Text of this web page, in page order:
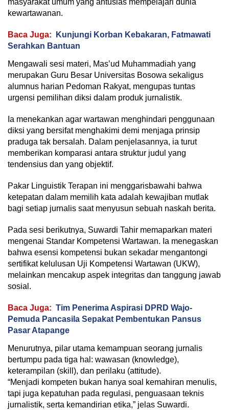
masyarakat umum yang antusias mempelajari dunia
kewartawanan.
Baca Juga:
Kunjungi Korban Kebakaran, Fatmawati
Serahkan Bantuan
Mengawali sesi materi, Mas’ud Muhammadiah yang
merupakan Guru Besar Universitas Bosowa sekaligus
alumnus harian Pedoman Rakyat, mengupas tuntas
urgensi pemilihan diksi dalam produk jurnalistik.
Ia menekankan agar wartawan menghindari penggunaan
diksi yang bersifat menghakimi demi menjaga prinsip
praduga tak bersalah. Dalam penjelasannya, ia turut
memberikan komparasi antara struktur judul yang
tendensius dan yang objektif.
Pakar Linguistik Terapan ini menggarisbawahi bahwa
ketepatan dalam memilih kata adalah kewajiban mutlak
bagi setiap jurnalis saat menyusun sebuah naskah berita.
Pada sesi berikutnya, Suwardi Tahir memaparkan materi
mengenai Standar Kompetensi Wartawan. Ia menegaskan
bahwa esensi kompetensi bukan sekadar mengantongi
sertifikat kelulusan Uji Kompetensi Wartawan (UKW),
melainkan mencakup aspek integritas dan tanggung jawab
sosial.
Baca Juga: Tim Penerima Aspirasi DPRD Wajo-
Pemuda Pancasila Sepakat Pembentukan Pansus
Pasar Atapange
Menurutnya, pilar utama kemampuan seorang jurnalis
bertumpu pada tiga hal: wawasan (knowledge),
keterampilan (skill), dan perilaku (attitude).
“Menjadi kompeten bukan hanya soal kemahiran menulis,
tapi juga kepatuhan pada regulasi, penguasaan teknis
jurnalistik, serta kemandirian etika,” jelas Suwardi.